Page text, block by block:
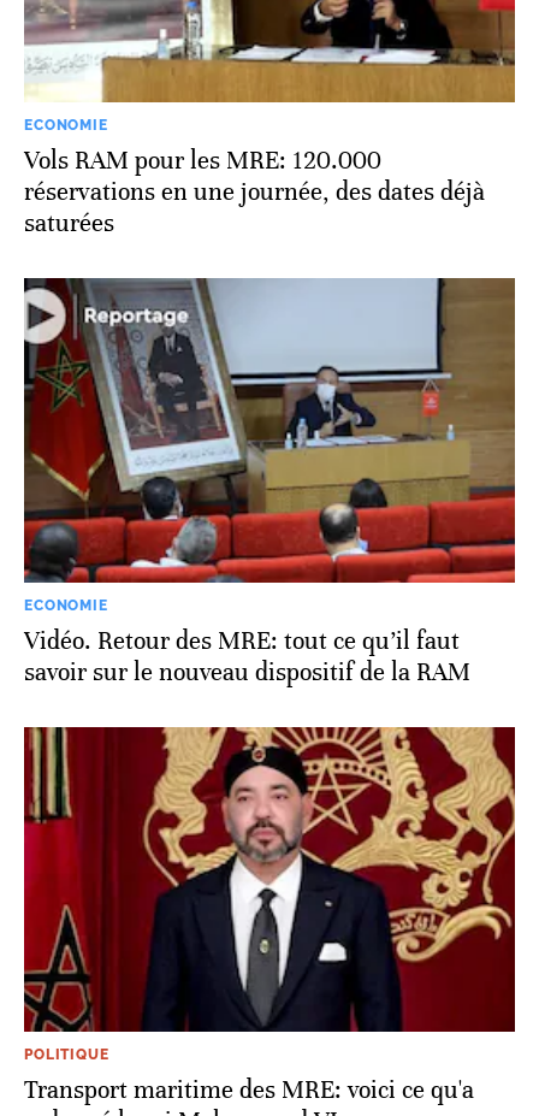
ECONOMIE
Vols RAM pour les MRE: 120.000
réservations en une journée, des dates déjà
saturées
ECONOMIE
Vidéo. Retour des MRE: tout ce qu’il faut
savoir sur le nouveau dispositif de la RAM
POLITIQUE
Transport maritime des MRE: voici ce qu'a